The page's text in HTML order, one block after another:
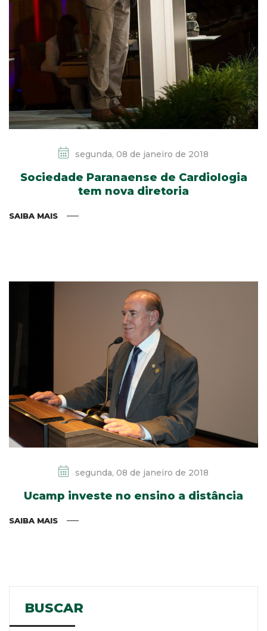
segunda, 08 de janeiro de 2018
Sociedade Paranaense de Cardiologia
tem nova diretoria
SAIBA MAIS
segunda, 08 de janeiro de 2018
Ucamp investe no ensino a distância
SAIBA MAIS
BUSCAR